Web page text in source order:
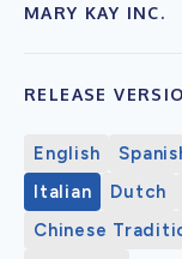
MARY KAY INC.
RELEASE
English
Italian
Dutch
Chinese